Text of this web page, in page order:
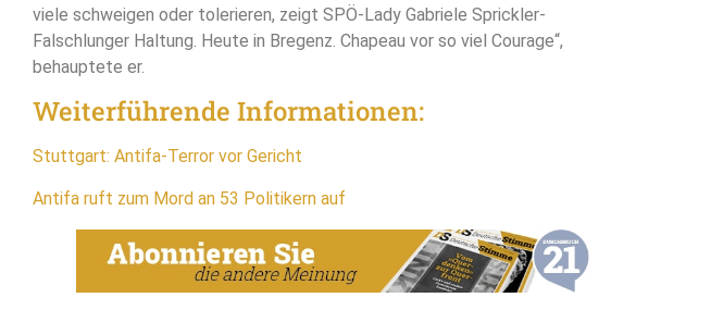
viele schweigen oder tolerieren, zeigt SPÖ-Lady Gabriele Sprickler-
Falschlunger Haltung. Heute in Bregenz. Chapeau vor so viel Courage“,
behauptete er.
Weiterführende Informationen:
Stuttgart: Antifa-Terror vor Gericht
Antifa ruft zum Mord an 53 Politikern auf